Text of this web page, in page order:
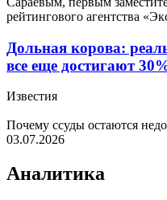
рейтингового агентства
Дольная корова:
все еще достигают
Известия
Почему ссуды остаются
03.07.2026
Аналитика